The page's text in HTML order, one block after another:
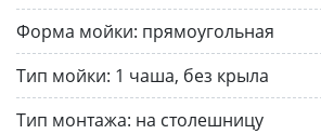
Форма мойки: прямоугольная
Тип мойки: 1 чаша, без крыла
Тип монтажа: на столешницу